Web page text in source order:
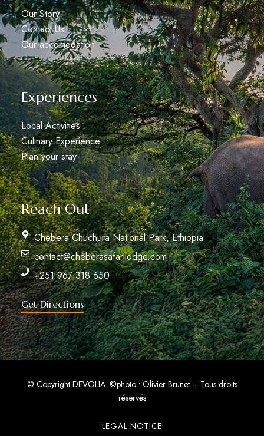
Our Story
Contact Us
Our accomodation
Experiences
Local Activities
Culinary Experience
Plan your stay
Reach Out
Chebera Chuchura National Park, Ethiopia
contact@cheberasafarilodge.com
+251 967 318 650
Get Directions
© Copyright DEVOLIA. ©photo : Olivier Brunet – Tous droits
réservés
LEGAL NOTICE